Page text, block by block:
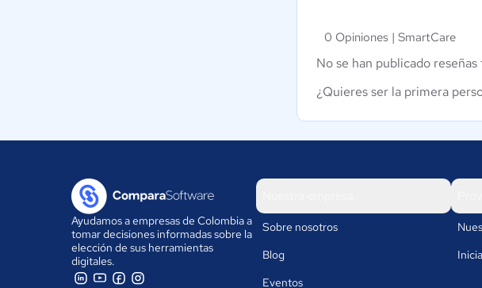
0 Opiniones | SmartCare
No se han publicado reseñas
¿Quieres ser la primera
Ayudamos a empresas de Colombia a
tomar decisiones informadas sobre la
elección de sus herramientas
digitales.
Sobre nosotros
Blog
Eventos